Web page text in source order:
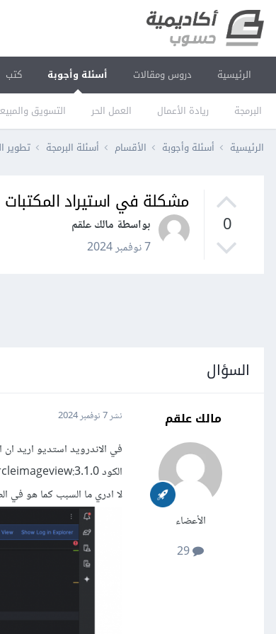
الرئيسية دروس ومقالات أسئلة وأجوبة
البرمجة ريادة الأعمال العمل الحر التسويق
كتب
الرئيسية أسئلة وأجوبة الأقسام أسئلة البرمجة تطوير
0
مشكلة في استيراد المكتبات
بواسطة مالك علقم
7 نوفمبر 2024
السؤال
مالك علقم
الأعضاء
نشر7 نوفمبر 2024
لا ادري ما السبب كما هو في